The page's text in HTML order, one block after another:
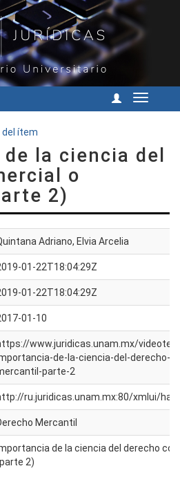
Cambiar
ítem
la ciencia del
o
2)
Adriano, Elvia Arcelia
01-22T18:04:29Z
01-22T18:04:29Z
01-10
www.juridicas.unam.mx/
de-la-ciencia-del-derecho-
parte-2
ru.juridicas.unam.mx:80/xmlui/
Mercantil
de la ciencia del derecho
2)